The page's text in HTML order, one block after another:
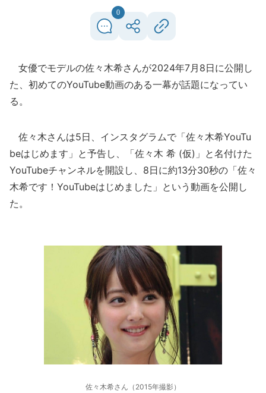
0
女優でモデルの佐々木希さんが2024年7月8日に公開し
た、初めてのYouTube動画のある一幕が話題になってい
る。
佐々木さんは5日、インスタグラムで「佐々木希YouTu
beはじめます」と予告し、「佐々木 希 (仮)」と名付けた
YouTubeチャンネルを開設し、8日に約13分30秒の「佐々
木希です！YouTubeはじめました」という動画を公開し
た。
佐々木希さん（2015年撮影）